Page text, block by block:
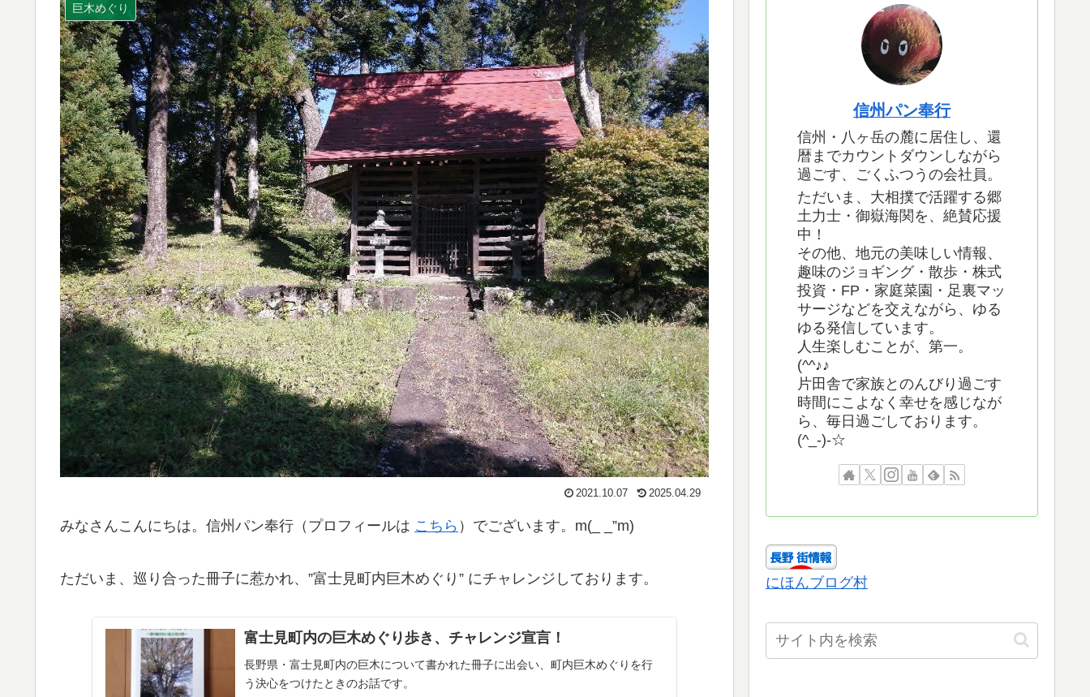
巨木めぐり
2021.10.07 2025.04.29
みなさんこんにちは。信州パン奉行（プロフィールは こちら ）でございます。m(_ _”m)
ただいま、巡り合った冊子に惹かれ、”富士見町内巨木めぐり” にチャレンジしております。
富士見町内の巨木めぐり歩き、チャレンジ宣言！
長野県・富士見町内の巨木について書かれた冊子に出会い、町内巨木めぐりを行
う決心をつけたときのお話です。
信州パン奉行
信州・八ヶ岳の麓に居住し、還
暦までカウントダウンしながら
過ごす、ごくふつうの会社員。
ただいま、大相撲で活躍する郷
土力士・御嶽海関を、絶賛応援
中！
その他、地元の美味しい情報、
趣味のジョギング・散歩・株式
投資・FP・家庭菜園・足裏マッ
サージなどを交えながら、ゆる
ゆる発信しています。
人生楽しむことが、第一。
(^^♪♪
片田舎で家族とのんびり過ごす
時間にこよなく幸せを感じなが
ら、毎日過ごしております。
(^_-)-☆
にほんブログ村